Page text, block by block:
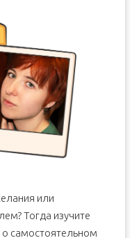
или
Тогда изучите
о самостоятельном